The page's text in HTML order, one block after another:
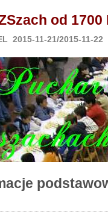
od 1700
2015-11-21/2015-11-22